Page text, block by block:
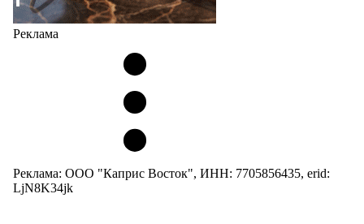
Реклама
Реклама: ООО "Каприс Восток", ИНН: 7705856435, erid:
LjN8K34jk